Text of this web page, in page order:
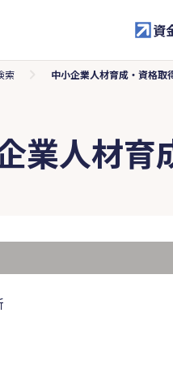
資
索 中小企業人材育成・資格取
業人材育